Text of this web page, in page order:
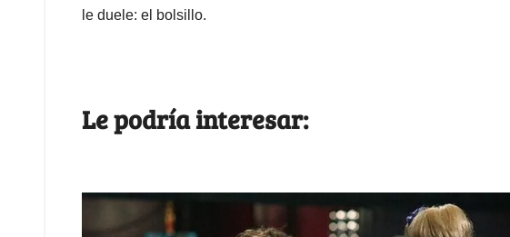
le duele: el bolsillo.
Le podría interesar: